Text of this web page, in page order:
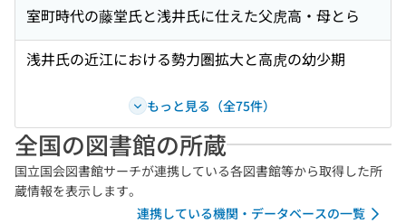
室町時代の藤堂氏と浅井氏に仕えた父虎高・母とら
浅井氏の近江における勢力圏拡大と高虎の幼少期
もっと見る（全75件）
全国の図書館の所蔵
国立国会図書館サーチが連携している各図書館等から取得した所
蔵情報を表示します。
連携している機関・データベースの一覧